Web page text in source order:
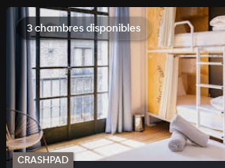
3 chambres disponibles
CRASHPAD